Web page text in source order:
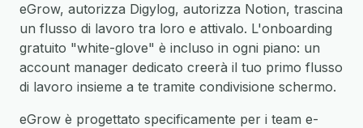
eGrow, autorizza Digylog, autorizza Notion, trascina
un flusso di lavoro tra loro e attivalo. L'onboarding
gratuito "white-glove" è incluso in ogni piano: un
account manager dedicato creerà il tuo primo flusso
di lavoro insieme a te tramite condivisione schermo.
eGrow è progettato specificamente per i team e-